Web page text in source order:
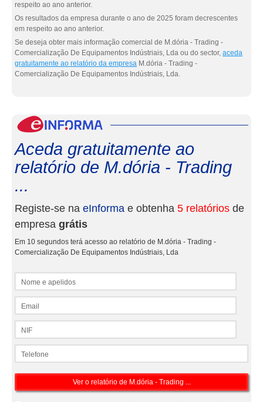
respeito ao ano anterior.
Os resultados da empresa durante o ano de 2025 foram decrescentes
em respeito ao ano anterior.
Se deseja obter mais informação comercial de M.dória - Trading -
Comercialização De Equipamentos Indústriais, Lda ou do sector, aceda
gratuitamente ao relatório da empresa M.dória - Trading -
Comercialização De Equipamentos Indústriais, Lda.
Aceda gratuitamente ao
relatório de M.dória - Trading
...
Registe-se na eInforma e obtenha 5 relatórios de
empresa grátis
Em 10 segundos terá acesso ao relatório de M.dória - Trading -
Comercialização De Equipamentos Indústriais, Lda